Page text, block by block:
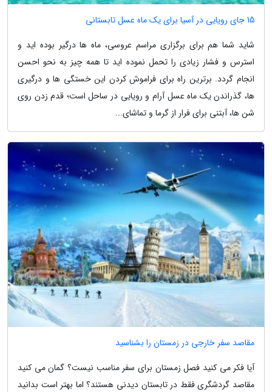
15 جای رویایی در آسیا برای یک ماه عسل تابستانی
شاید شما هم برای برگزاری مراسم عروسی، ماه ها درگیر بوده اید و
استرس و فشار زیادی را تحمل نموده اید تا همه چیز به نحو احسن
انجام گردد. برترین راه برای فراموش کردن این خستگی ها و درگیری
ها، گذراندن یک ماه عسل آرام و رویایی در ساحل است؛ قدم زدن روی
شن ها، آبتنی برای فرار از گرما و تماشای...
مقاصد سفر خارجی در زمستان را بشناسید
آیا فکر می کنید فصل زمستان برای سفر مناسب نیست؟ گمان می کنید
مقاصد گردشگری فقط در تابستان دیدنی هستند؟ اما بهتر است بدانید